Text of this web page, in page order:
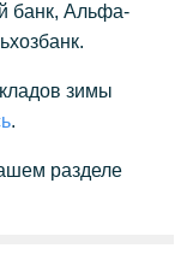
банк, Альфа-
зимы
.
разделе